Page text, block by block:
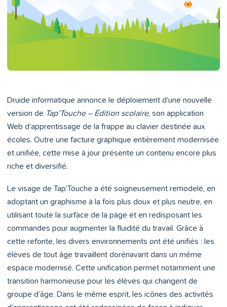
Druide informatique annonce le déploiement d’une nouvelle
version de Tap’Touche – Édition scolaire, son application
Web d’apprentissage de la frappe au clavier destinée aux
écoles. Outre une facture graphique entièrement modernisée
et unifiée, cette mise à jour présente un contenu encore plus
riche et diversifié.
Le visage de Tap’Touche a été soigneusement remodelé, en
adoptant un graphisme à la fois plus doux et plus neutre, en
utilisant toute la surface de la page et en redisposant les
commandes pour augmenter la fluidité du travail. Grâce à
cette refonte, les divers environnements ont été unifiés : les
élèves de tout âge travaillent dorénavant dans un même
espace modernisé. Cette unification permet notamment une
transition harmonieuse pour les élèves qui changent de
groupe d’âge. Dans le même esprit, les icônes des activités